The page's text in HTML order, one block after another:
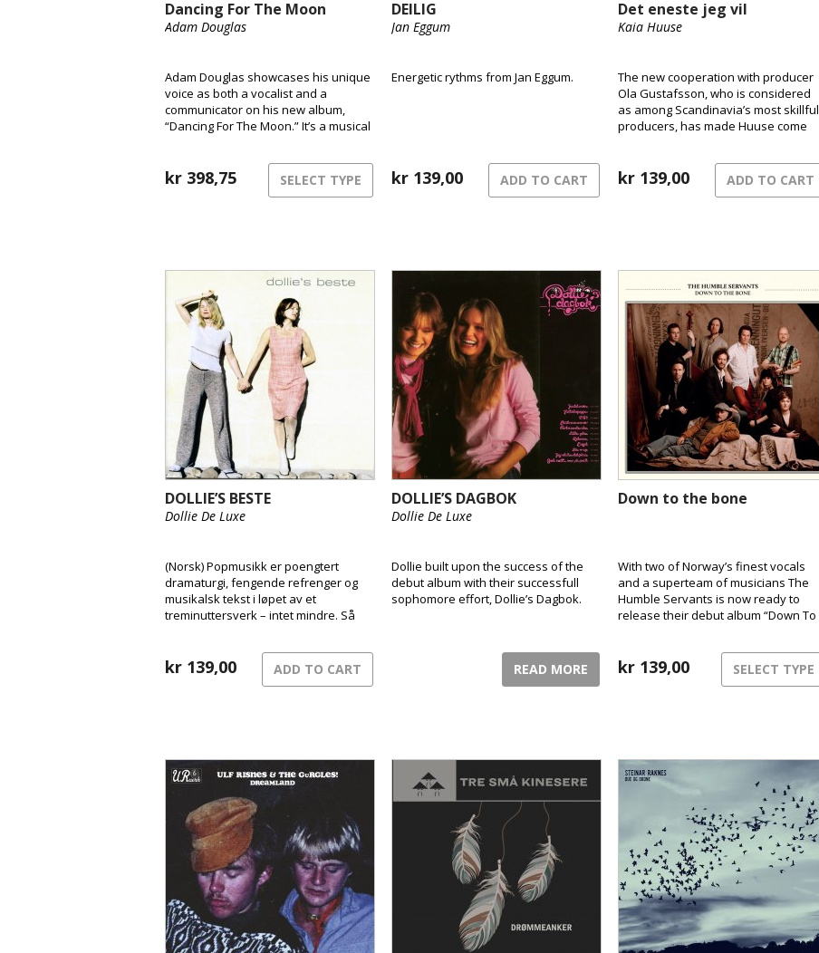
Dancing For The Moon
Adam Douglas
Adam Douglas showcases his unique
voice as both a vocalist and a
communicator on his new album,
“Dancing For The Moon.” It’s a musical
Adam Douglas proves why he is
considered one of Norway’s best
kr 398,75 SELECT TYPE
DEILIG
Jan Eggum
Energetic rythms from Jan Eggum.
kr 139,00 ADD TO CART
Det eneste jeg vil
Kaia Huuse
The new cooperation with producer
Ola Gustafsson, who is considered
as among Scandinavia’s most skillful
producers, has made Huuse come
songs.
kr 139,00 ADD TO CART
DOLLIE’S BESTE
Dollie De Luxe
(Norsk) Popmusikk er poengtert
dramaturgi, fengende refrenger og
musikalsk tekst i løpet av et
treminuttersverk – intet mindre. Så
Ikke bare blant Dollies beste, men
blant de beste.
kr 139,00 ADD TO CART
DOLLIE’S DAGBOK
Dollie De Luxe
Dollie built upon the success of the
debut album with their successfull
sophomore effort, Dollie’s Dagbok.
READ MORE
Down to the bone
With two of Norway’s finest vocals
and a superteam of musicians The
Humble Servants is now ready to
release their debut album “Down To
kr 139,00 SELECT TYPE